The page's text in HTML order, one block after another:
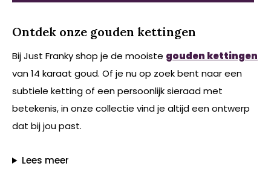
Ontdek onze gouden kettingen
Bij Just Franky shop je de mooiste gouden kettingen
van 14 karaat goud. Of je nu op zoek bent naar een
subtiele ketting of een persoonlijk sieraad met
betekenis, in onze collectie vind je altijd een ontwerp
dat bij jou past.
Lees meer